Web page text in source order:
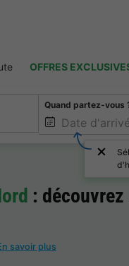
OFFRES
Quand partez-vous
: découvrez
savoir plus